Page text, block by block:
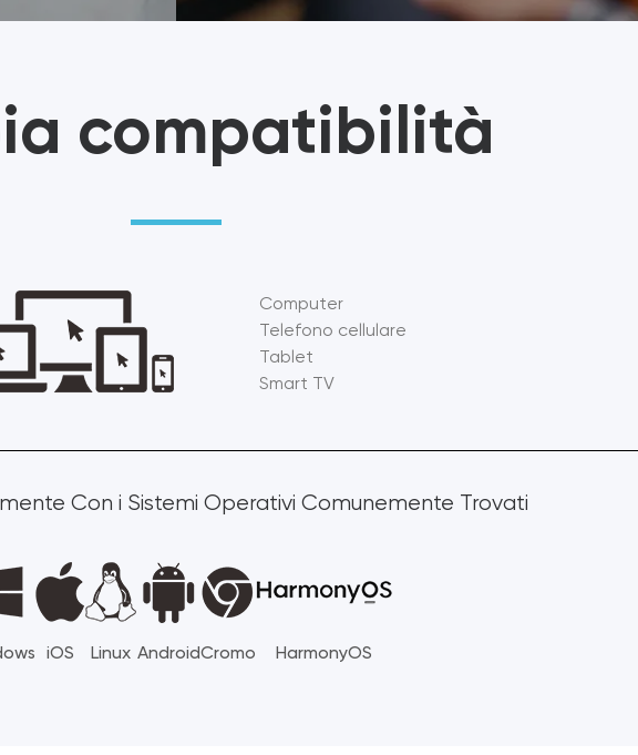
loro di connettere e controllare più dispositivi....
ACCESSORIO PER IL
compatibilità
Computer
Telefono cellulare
Tablet
Smart TV
Con i Sistemi Operativi Comunemente Trovati
iOS Linux AndroidCromo HarmonyOS